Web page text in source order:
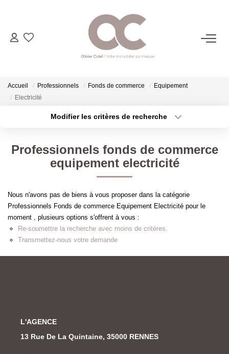
06.14.98.69.34
ACHETER
LOUER
ESTIMER
L'AGENCE
CONTACT
Accueil Professionnels Fonds de commerce
Equipement
Electricité
Modifier les critères de recherche
Type de bien
Surface min
Créer une alerte
Professionnels fonds de commerce
equipement electricité
Nous n'avons pas de biens à vous proposer dans la catégorie
Professionnels Fonds de commerce Equipement Electricité pour le
moment , plusieurs options s'offrent à vous :
Re-soumettre la recherche avec moins de critères.
Transmettez-nous votre demande
L'AGENCE
13 Rue De La Quintaine, 35000 RENNES